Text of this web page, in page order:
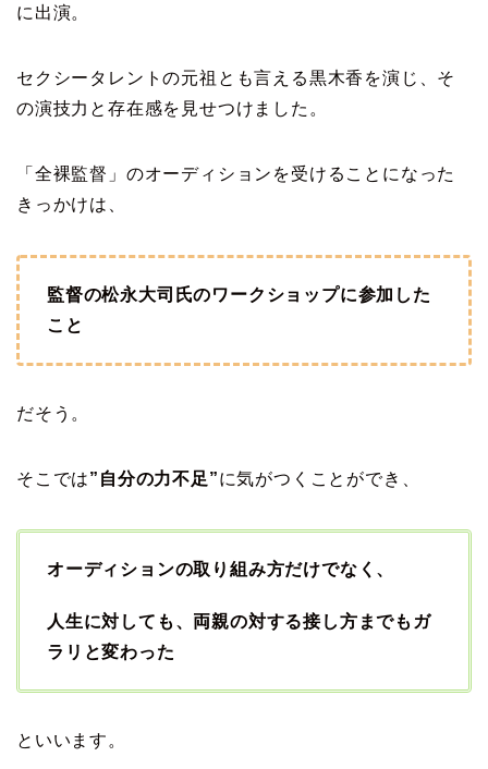
に出演。
セクシータレントの元祖とも言える黒木香を演じ、そ
の演技力と存在感を見せつけました。
「全裸監督」のオーディションを受けることになった
きっかけは、
監督の松永大司氏のワークショップに参加した
こと
だそう。
そこでは”自分の力不足”に気がつくことができ、
オーディションの取り組み方だけでなく、
人生に対しても、両親の対する接し方までもガ
ラリと変わった
といいます。